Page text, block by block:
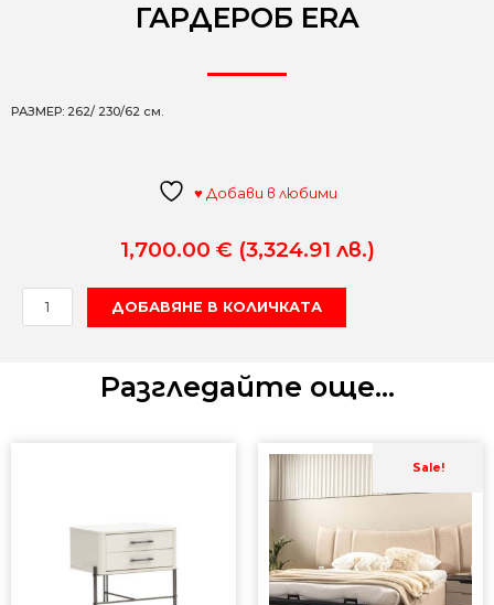
ГАРДЕРОБ ERA
РАЗМЕР: 262/ 230/62 см.
♥ Добави в любими
1,700.00 € (3,324.91 лв.)
ДОБАВЯНЕ В КОЛИЧКАТА
Разгледайте още...
Sale!
лв.).
лв.).